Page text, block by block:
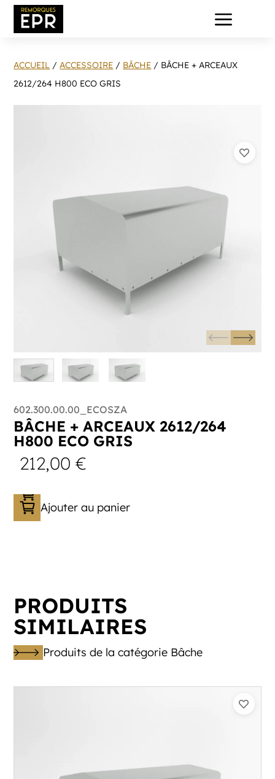
a
ACCUEIL /ACCESSOIRE / BÂCHE / BÂCHE + ARCEAUX
2612/264 H800 ECO GRIS
602.300.00.00_ECOSZA
BÂCHE + ARCEAUX 2612/264
H800 ECO GRIS
212,00€
Ajouter au panier
PRODUITS
SIMILAIRES
Produits de la catégorie Bâche